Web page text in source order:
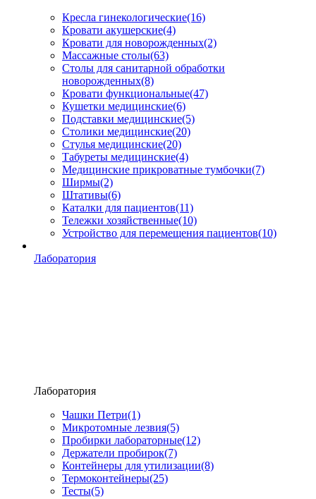
Кресла гинекологические(16)
Кровати акушерские(4)
Кровати для новорожденных(2)
Массажные столы(63)
Столы для санитарной обработки
новорожденных(8)
Кровати функциональные(47)
Кушетки медицинские(6)
Подставки медицинские(5)
Столики медицинские(20)
Стулья медицинские(20)
Табуреты медицинские(4)
Медицинские прикроватные тумбочки(7)
Ширмы(2)
Штативы(6)
Каталки для пациентов(11)
Тележки хозяйственные(10)
Устройство для перемещения пациентов(10)
Лаборатория
Лаборатория
Чашки Петри(1)
Микротомные лезвия(5)
Пробирки лабораторные(12)
Держатели пробирок(7)
Контейнеры для утилизации(8)
Термоконтейнеры(25)
Тесты(5)